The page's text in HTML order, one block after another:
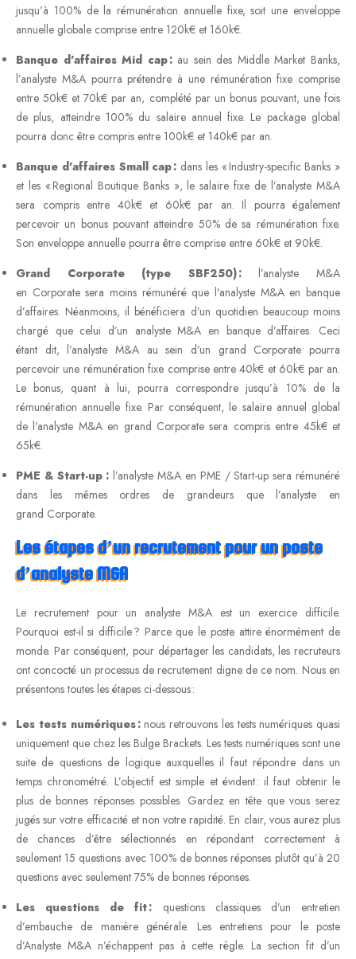
jusqu’à 100% de la rémunération annuelle fixe, soit une enveloppe
annuelle globale comprise entre 120k€ et 160k€.
Banque d’affaires Mid cap :au sein des Middle Market Banks,
l’analyste M&A pourra prétendre à une rémunération fixe comprise
entre 50k€ et 70k€ par an, complété par un bonus pouvant, une fois
de plus, atteindre 100% du salaire annuel fixe. Le package global
pourra donc être compris entre 100k€ et 140k€ par an.
Banque d’affaires Small cap : dans les « Industry-specific Banks »
et les « Regional Boutique Banks », le salaire fixe de l’analyste M&A
sera compris entre 40k€ et 60k€ par an. Il pourra également
percevoir un bonus pouvant atteindre 50% de sa rémunération fixe.
Son enveloppe annuelle pourra être comprise entre 60k€ et 90k€.
Grand Corporate (type SBF250) :l’analyste M&A
en Corporate sera moins rémunéré que l’analyste M&A en banque
d’affaires. Néanmoins, il bénéficiera d’un quotidien beaucoup moins
chargé que celui d’un analyste M&A en banque d’affaires. Ceci
étant dit, l’analyste M&A au sein d’un grand Corporate pourra
percevoir une rémunération fixe comprise entre 40k€ et 60k€ par an.
Le bonus, quant à lui, pourra correspondre jusqu’à 10% de la
rémunération annuelle fixe. Par conséquent, le salaire annuel global
de l’analyste M&A en grand Corporate sera compris entre 45k€ et
65k€.
PME & Start-up : l’analyste M&A en PME / Start-up sera rémunéré
dans les mêmes ordres de grandeurs que l’analyste en
grand Corporate.
Les étapes d’un recrutement pour un poste
d’analyste M&A
Le recrutement pour un analyste M&A est un exercice difficile.
Pourquoi est-il si difficile ? Parce que le poste attire énormément de
monde. Par conséquent, pour départager les candidats, les recruteurs
ont concocté un processus de recrutement digne de ce nom. Nous en
présentons toutes les étapes ci-dessous :
Les tests numériques :nous retrouvons les tests numériques quasi
uniquement que chez les Bulge Brackets. Les tests numériques sont une
suite de questions de logique auxquelles il faut répondre dans un
temps chronométré. L’objectif est simple et évident : il faut obtenir le
plus de bonnes réponses possibles. Gardez en tête que vous serez
jugés sur votre efficacité et non votre rapidité. En clair, vous aurez plus
de chances d’être sélectionnés en répondant correctement à
seulement 15 questions avec 100% de bonnes réponses plutôt qu’à 20
questions avec seulement 75% de bonnes réponses.
Les questions de fit : questions classiques d’un entretien
d’embauche de manière générale. Les entretiens pour le poste
d’Analyste M&A n’échappent pas à cette règle. La section fit d’un